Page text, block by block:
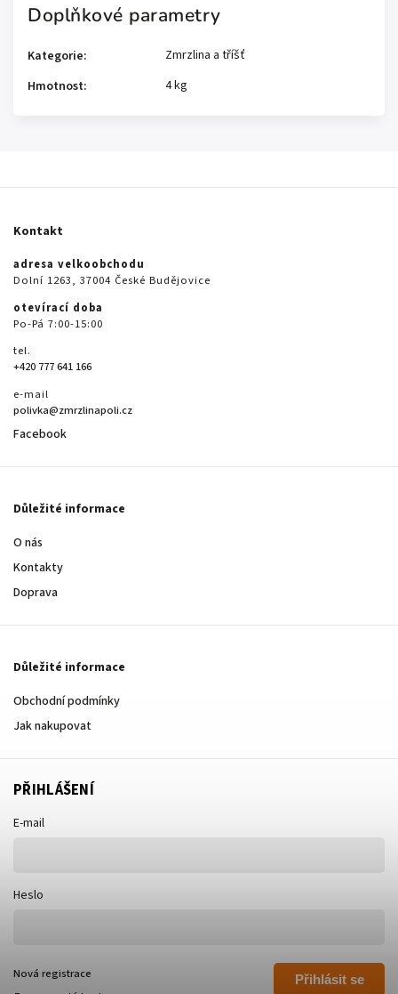
Doplňkové parametry
Kategorie:
Zmrzlina a tříšť
Hmotnost: 4 kg
Kontakt
adresa velkoobchodu
Dolní 1263, 37004 České Budějovice
otevírací doba
Po-Pá 7:00-15:00
tel.
+420 777 641 166
e-mail
polivka@zmrzlinapoli.cz
Facebook
Důležité informace
O nás
Kontakty
Doprava
Důležité informace
Obchodní podmínky
Jak nakupovat
PŘIHLÁŠENÍ
E-mail
Heslo
Přihlásit se
Nová registrace